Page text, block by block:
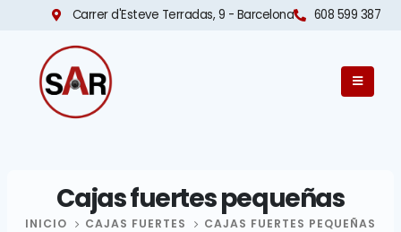
Carrer d'Esteve Terradas, 9 - Barcelona​ 608 599 387
Cajas fuertes pequeñas
INICIO CAJAS FUERTES CAJAS FUERTES PEQUEÑAS